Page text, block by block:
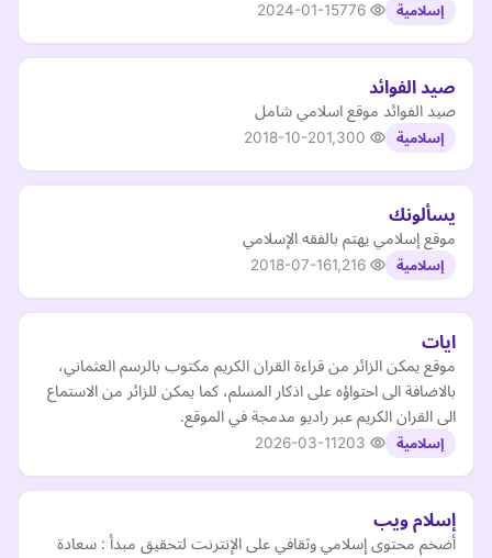
إسلامية 2024-01-15
صيد الفوائد
صيد الفوائد موقع اسلامي شامل
إسلامية 2018-10-20
يسألونك
موقع إسلامي يهتم بالفقه الإسلامي
إسلامية 2018-07-16
ايات
موقع يمكن الزائر من قراءة القران الكريم مكتوب بالرسم العثماني،
بالاضافة الى احتواؤه على اذكار المسلم، كما يمكن للزائر من الاستماع
الى القران الكريم عبر راديو مدمجة في الموقع.
إسلامية 2026-03-11
إسلام ويب
أضخم محتوى إسلامي وثقافي على الإنترنت لتحقيق مبدأ : سعادة